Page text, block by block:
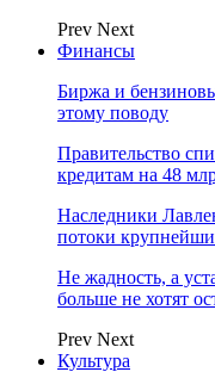
Prev Next
Финансы
Биржа и
этому поводу
Правительство
кредитам на 48
Наследники
потоки
Не жадность, а
больше не хотят
Prev Next
Культура